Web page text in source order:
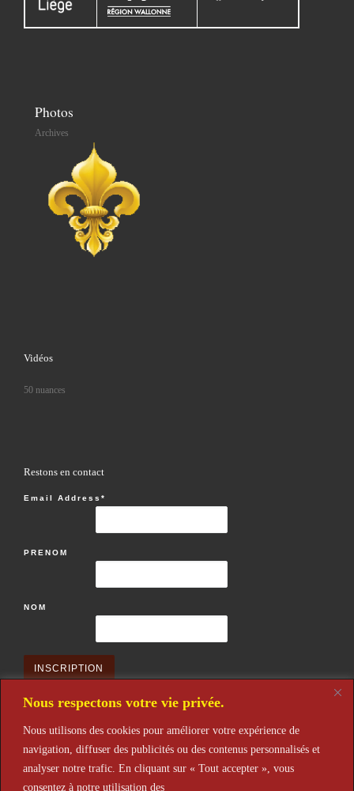
Nous respectons votre vie privée.
Nous utilisons des cookies pour améliorer votre expérience de
navigation, diffuser des publicités ou des contenus personnalisés et
analyser notre trafic. En cliquant sur « Tout accepter », vous
consentez à notre utilisation des
Photos
Archives
Vidéos
50 nuances
Restons en contact
Email Address*
PRENOM
NOM
Restons en contact
après votre inscription n'oubliez pas de la valider après réception de